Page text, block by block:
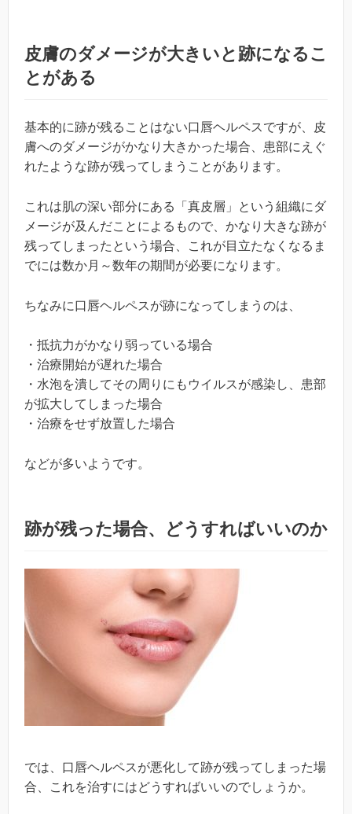
皮膚のダメージが大きいと跡になるこ
とがある
基本的に跡が残ることはない口唇ヘルペスですが、皮
膚へのダメージがかなり大きかった場合、患部にえぐ
れたような跡が残ってしまうことがあります。
これは肌の深い部分にある「真皮層」という組織にダ
メージが及んだことによるもので、かなり大きな跡が
残ってしまったという場合、これが目立たなくなるま
でには数か月～数年の期間が必要になります。
ちなみに口唇ヘルペスが跡になってしまうのは、
・抵抗力がかなり弱っている場合
・治療開始が遅れた場合
・水泡を潰してその周りにもウイルスが感染し、患部
が拡大してしまった場合
・治療をせず放置した場合
などが多いようです。
跡が残った場合、どうすればいいのか
では、口唇ヘルペスが悪化して跡が残ってしまった場
合、これを治すにはどうすればいいのでしょうか。